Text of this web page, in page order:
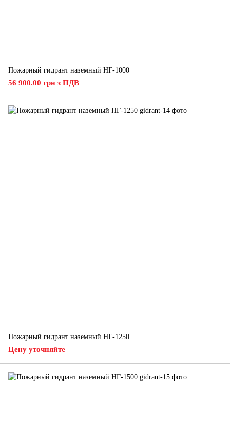
Пожарный гидрант наземный НГ-1000
56 900.00 грн з ПДВ
Пожарный гидрант наземный НГ-1250
Цену уточняйте